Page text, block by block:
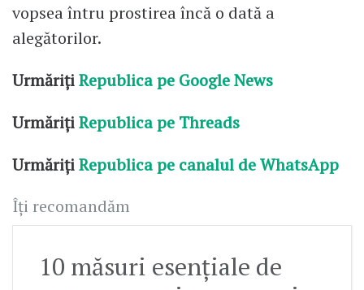
vopsea întru prostirea încă o dată a
alegătorilor.
UrmărițiRepublica pe Google News
UrmărițiRepublica pe Threads
UrmărițiRepublica pe canalul de WhatsApp
Îți recomandăm
10 măsuri esențiale de